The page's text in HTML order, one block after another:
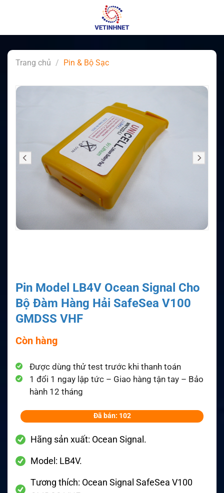
Trang chủ / Pin & Bộ Sạc
Pin Model LB4V Ocean Signal Cho
Bộ Đàm Hàng Hải SafeSea V100
GMDSS VHF
Còn hàng
Được dùng thử test trước khi thanh toán
1 đổi 1 ngay lập tức – Giao hàng tận tay – Bảo
hành 12 tháng
Đã bán: 102
Hãng sản xuất: Ocean Signal.
Model: LB4V.
Tương thích: Ocean Signal SafeSea V100